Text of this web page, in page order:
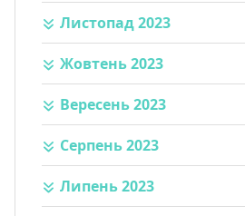
Листопад 2023
Жовтень 2023
Вересень 2023
Серпень 2023
Липень 2023